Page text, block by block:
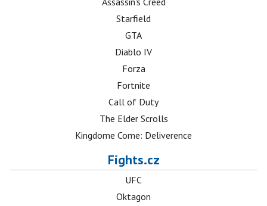
Starfield
GTA
Diablo IV
Forza
Fortnite
Call of Duty
The Elder Scrolls
Kingdome Come: Deliverence
Fights.cz
UFC
Oktagon